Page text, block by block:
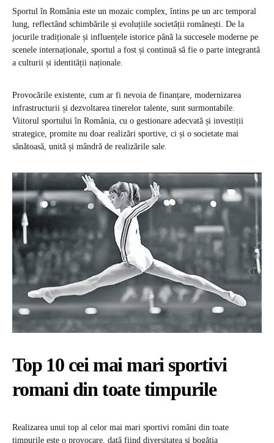
Sportul în România este un mozaic complex, întins pe un arc temporal
lung, reflectând schimbările și evoluțiile societății românești. De la
jocurile tradiționale și influențele istorice până la succesele moderne pe
scenele internaționale, sportul a fost și continuă să fie o parte integrantă
a culturii și identității naționale.
Provocările existente, cum ar fi nevoia de finanțare, modernizarea
infrastructurii și dezvoltarea tinerelor talente, sunt surmontabile.
Viitorul sportului în România, cu o gestionare adecvată și investiții
strategice, promite nu doar realizări sportive, ci și o societate mai
sănătoasă, unită și mândră de realizările sale.
Top 10 cei mai mari sportivi
romani din toate timpurile
Realizarea unui top al celor mai mari sportivi români din toate
timpurile este o provocare, dată fiind diversitatea și bogăția